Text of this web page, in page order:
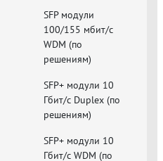
SFP модули
100/155 мбит/с
WDM (по
решениям)
SFP+ модули 10
Гбит/с Duplex (по
решениям)
SFP+ модули 10
Гбит/с WDM (по